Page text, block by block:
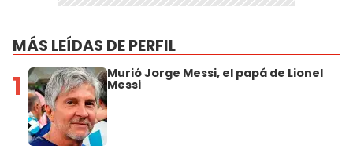
MÁS LEÍDAS DE PERFIL
1 Murió Jorge Messi, el papá de Lionel
Messi